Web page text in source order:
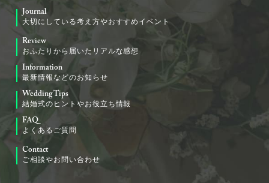
Journal
大切にしている考え方やおすすめイベント
Review
おふたりから届いたリアルな感想
Information
最新情報などのお知らせ
Wedding Tips
結婚式のヒントやお役立ち情報
FAQ
よくあるご質問
Contact
ご相談やお問い合わせ